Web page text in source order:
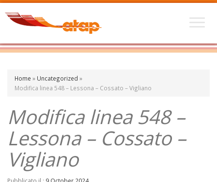
Home » Uncategorized »
Modifica linea 548 – Lessona – Cossato – Vigliano
Modifica linea 548 –
Lessona – Cossato –
Vigliano